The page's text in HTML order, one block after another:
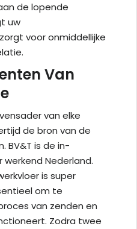
de lopende
uw
voor onmiddellijke
Van
van elke
de bron van de
BV&T is de in-
Nederland.
is super
om te
van zenden en
Zodra twee